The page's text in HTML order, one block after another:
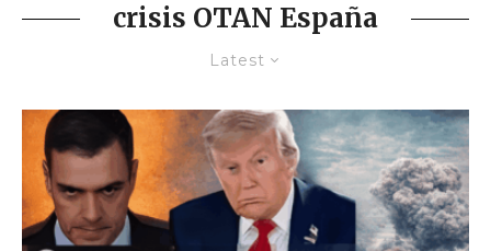
crisis OTAN España
Latest